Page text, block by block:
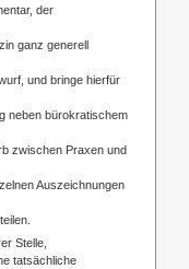
der
ganz generell
und bringe hierfür
neben bürokratischem
zwischen Praxen und
Auszeichnungen
Stelle,
tatsächliche